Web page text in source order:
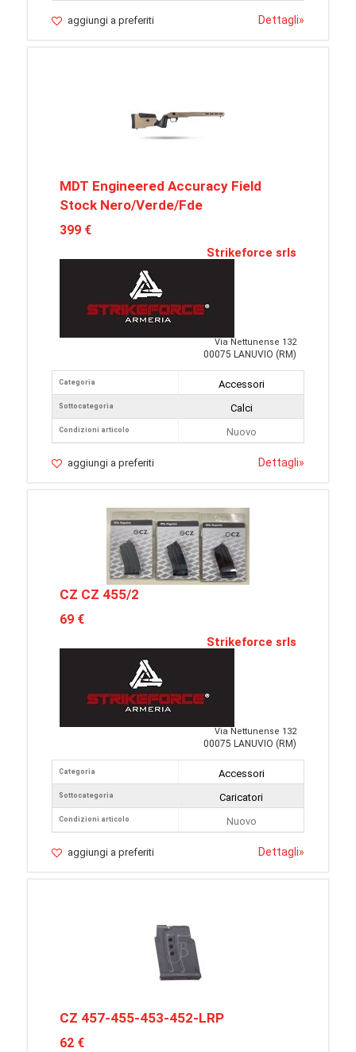
aggiungi a preferiti Dettagli»
MDT Engineered Accuracy Field
Stock Nero/Verde/Fde
399 €
Strikeforce srls
Via Nettunense 132
00075 LANUVIO (RM)
Categoria
Sottocategoria
Condizioni articolo
Accessori
Calci
Nuovo
aggiungi a preferiti Dettagli»
CZ CZ 455/2
69 €
Strikeforce srls
Via Nettunense 132
00075 LANUVIO (RM)
Categoria
Sottocategoria
Condizioni articolo
Accessori
Caricatori
Nuovo
aggiungi a preferiti Dettagli»
CZ 457-455-453-452-LRP
62 €